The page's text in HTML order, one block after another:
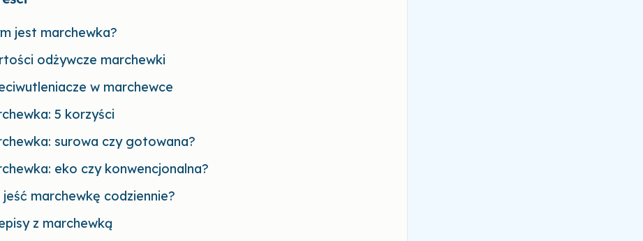
jest marchewka?
odżywcze marchewki
w marchewce
5 korzyści
surowa czy gotowana?
eko czy konwencjonalna?
marchewkę codziennie?
z marchewką